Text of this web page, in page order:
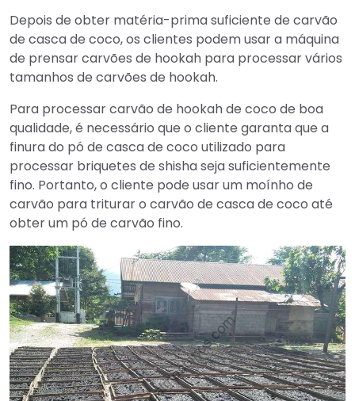
Depois de obter matéria-prima suficiente de carvão
de casca de coco, os clientes podem usar a máquina
de prensar carvões de hookah para processar vários
tamanhos de carvões de hookah.
Para processar carvão de hookah de coco de boa
qualidade, é necessário que o cliente garanta que a
finura do pó de casca de coco utilizado para
processar briquetes de shisha seja suficientemente
fino. Portanto, o cliente pode usar um moínho de
carvão para triturar o carvão de casca de coco até
obter um pó de carvão fino.